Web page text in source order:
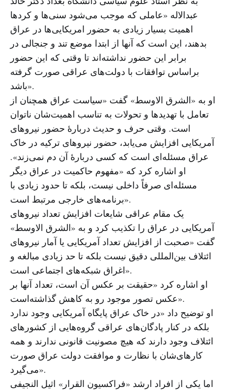
عبدالاله «عاملی که موجب می‌شود سنی‌ها و کردها
اهمیت بسیار زیادی به حضور امریکایی‌ها در عراق
بدهند، این است که آنها از ابتدا موضع تند و جنجالی در
برابر این حضور نداشته‌اند تا وقتی که این حضور
براساس توافقات با دولت‌های عراقی صورت گرفته
باشد».
او به «الشرق الاوسط» گفت «سیاست عراق همچنان از
تعامل با تهدیدها و تحولات به تناسب اهمیت‌شان ناتوان
است. وقتی حرف و حدیث دربارهٔ حضور نیروهای
آمریکایی افزایش می‌یابد، حضور نیروهای ترکیه در خاک
عراق مسئله‌ای است که کسی دربارهٔ آن دم نمی‌زند».
او اشاره کرد که «مفهوم حاکمیت در عراق دیگر
مسئله‌ای صرفاً داخلی نیست، بلکه تا حدود زیادی با
برنامه‌های خارجی مرتبط است».
یک مقام عراقی شایعات افزایش تعداد نیروهای
آمریکایی در عراق را تکذیب کرد و به «الشرق الاوسط»
گفت «صحبت از افزایش تعداد آمریکایی یا آمار نیروهای
ائتلاف بین‌المللی دقیق نیست بلکه تا حد زیادی مبالغه و
اغراق شبکه‌های اجتماعی است».
او اشاره کرد «حقیقت بر عکس آن است، تعداد آنها بر
عکس تصور موجود رو به کاهش گذاشته‌است».
او توضیح داد «در خاک عراق پایگاه آمریکایی وجود ندارد
بلکه در کنار پادگان‌های عراقی گروه‌هایی از کشورهای
ائتلاف وجود دارند که هیچ مصونیت قانونی ندارند و همه
کارهای‌شان با نظارت و موافقت دولت عراق صورت
می‌گیرد».
اما یکی از افراد ارشد «فراکسیون القرار» اثیل النجیفی